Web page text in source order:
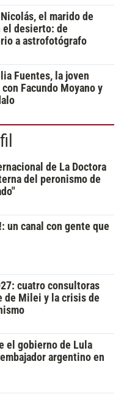
el marido de
el desierto: de
a astrofotógrafo
Fuentes, la joven
Facundo Moyano y
de La Doctora
del peronismo de
un canal con gente que
cuatro consultoras
de Milei y la crisis de
el gobierno de Lula
argentino en